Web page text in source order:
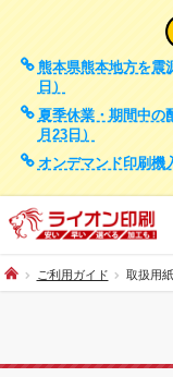
熊本県熊本地方を震
日）
夏季休業・期間中の
月23日）
オンデマンド印刷機
ご利用ガイド 取扱用紙